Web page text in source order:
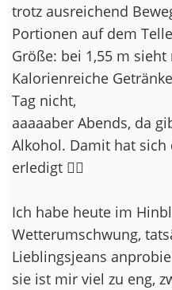
trotz ausreichend
Portionen auf dem
Größe: bei 1,55 m
Kalorienreiche
Tag nicht,
aaaaaber Abends, da
Alkohol. Damit hat sich
erledigt 🤷‍♀️
Ich habe heute im
Wetterumschwung,
Lieblingsjeans
sie ist mir viel zu eng,